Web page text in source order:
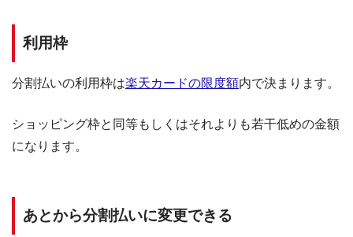
利用枠
分割払いの利用枠は楽天カードの限度額内で決まります。
ショッピング枠と同等もしくはそれよりも若干低めの金額
になります。
あとから分割払いに変更できる